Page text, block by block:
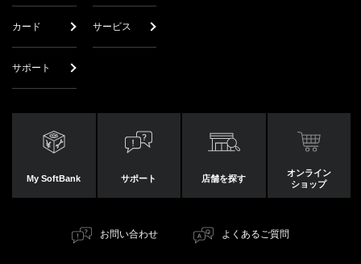
カード サービス
サポート
My SoftBank サポート 店舗を探す
オンライン
ショップ
お問い合わせ よくあるご質問